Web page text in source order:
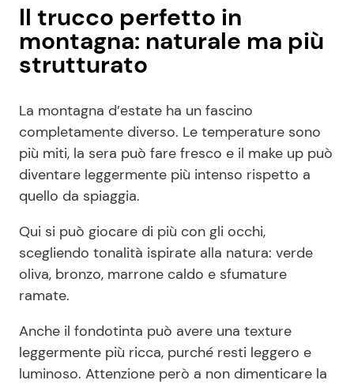
Il trucco perfetto in
montagna: naturale ma più
strutturato
La montagna d’estate ha un fascino
completamente diverso. Le temperature sono
più miti, la sera può fare fresco e il make up può
diventare leggermente più intenso rispetto a
quello da spiaggia.
Qui si può giocare di più con gli occhi,
scegliendo tonalità ispirate alla natura: verde
oliva, bronzo, marrone caldo e sfumature
ramate.
Anche il fondotinta può avere una texture
leggermente più ricca, purché resti leggero e
luminoso. Attenzione però a non dimenticare la